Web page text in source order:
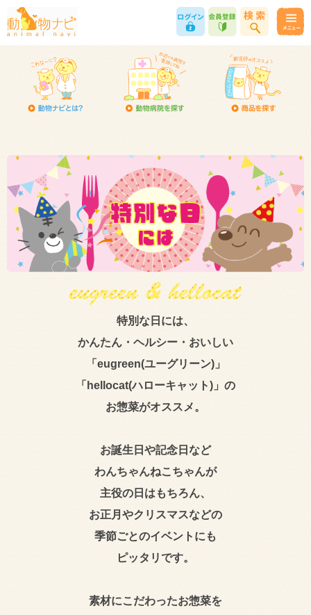
特別な日には、
かんたん・ヘルシー・おいしい
「eugreen(ユーグリーン)」
「hellocat(ハローキャット)」の
お惣菜がオススメ。
お誕生日や記念日など
わんちゃんねこちゃんが
主役の日はもちろん、
お正月やクリスマスなどの
季節ごとのイベントにも
ピッタリです。
素材にこだわったお惣菜を